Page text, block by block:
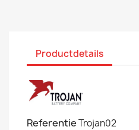
Productdetails
ReferentieTrojan02